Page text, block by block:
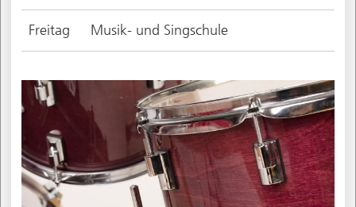
Freitag Musik- und Singschule